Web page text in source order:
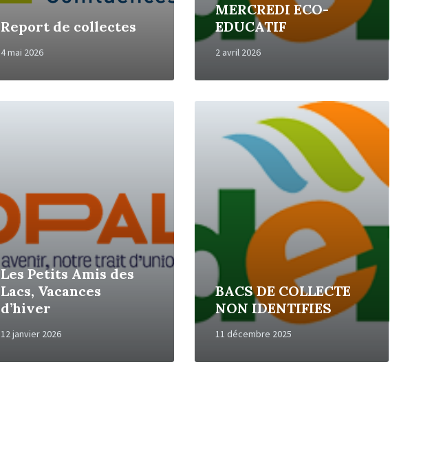
Report de collectes
4 mai 2026
MERCREDI ECO-
EDUCATIF
2 avril 2026
Les Petits Amis des
Lacs, Vacances
d’hiver
12 janvier 2026
BACS DE COLLECTE
NON IDENTIFIES
11 décembre 2025